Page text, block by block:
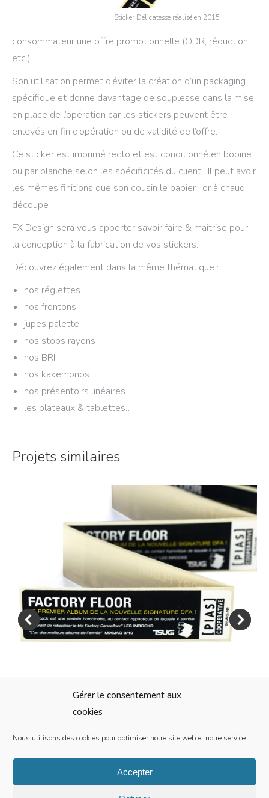
Gérer le consentement aux
cookies
Nous utilisons des cookies pour optimiser notre site web et notre service.
Accepter
Sticker Délicatesse réalisé en 2015
consommateur une offre promotionnelle (ODR, réduction,
etc.).
Son utilisation permet d’éviter la création d’un packaging
spécifique et donne davantage de souplesse dans la mise
en place de l’opération car les stickers peuvent être
enlevés en fin d’opération ou de validité de l’offre.
Ce sticker est imprimé recto et est conditionné en bobine
ou par planche selon les spécificités du client . Il peut avoir
les mêmes finitions que son cousin le papier : or à chaud,
découpe
FX Design sera vous apporter savoir faire & maitrise pour
la conception à la fabrication de vos stickers.
Découvrez également dans la même thématique :
nos réglettes
nos frontons
jupes palette
nos stops rayons
nos BRI
nos kakemonos
nos présentoirs linéaires
les plateaux & tablettes…
Projets similaires